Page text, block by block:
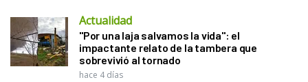
Actualidad
"Por una laja salvamos la vida": el
impactante relato de la tambera que
sobrevivió al tornado
hace 4 días